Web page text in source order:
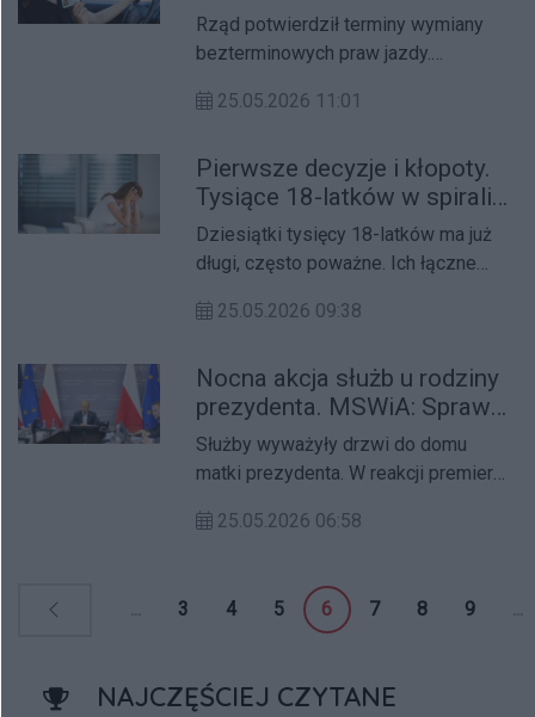
Rząd potwierdził terminy wymiany
bezterminowych praw jazdy.
kolejek w urzędach. Czeka to miliony
25.05.2026 11:01
Pierwsze decyzje i kłopoty.
Tysiące 18-latków w spirali
długów
Dziesiątki tysięcy 18-latków ma już
długi, często poważne. Ich łączne
zł. To efekt ich pierwszych decyzji
25.05.2026 09:38
Nocna akcja służb u rodziny
prezydenta. MSWiA: Sprawcy
nie pozostaną bezkarni
Służby wyważyły drzwi do domu
matki prezydenta. W reakcji premier
interwencja dotycząca zgłoszenia o
25.05.2026 06:58
... 3 4 5 6 7 8 9 ...
NAJCZĘŚCIEJ CZYTANE